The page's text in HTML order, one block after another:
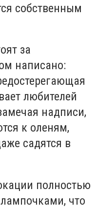
собственным
за
написано:
любителей
надписи,
к оленям,
садятся в
полностью
что